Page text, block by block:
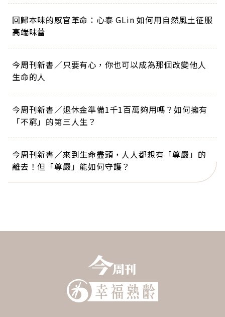
回歸本味的感官革命：心泰 GLin 如何用自然風土征服
高端味蕾
今周刊新書／只要有心，你也可以成為那個改變他人
生命的人
今周刊新書／退休金準備1千1百萬夠用嗎？如何擁有
「不窮」的第三人生？
今周刊新書／來到生命盡頭，人人都想有「尊嚴」的
離去！但「尊嚴」能如何守護？